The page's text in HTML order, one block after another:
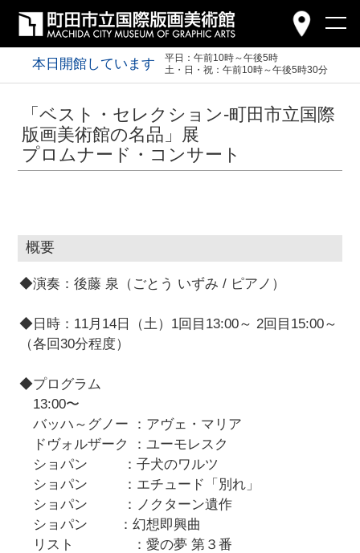
本日開館しています
平日：午前10時～午後5時
土・日・祝：午前10時～午後5時30分
「ベスト・セレクション-町田市立国際
版画美術館の名品」展
プロムナード・コンサート
概要
◆演奏：後藤 泉（ごとう いずみ / ピアノ）
◆日時：11月14日（土）1回目13:00～ 2回目15:00～
（各回30分程度）
◆プログラム
13:00〜
バッハ～グノー ：アヴェ・マリア
ドヴォルザーク ：ユーモレスク
ショパン ：子犬のワルツ
ショパン ：エチュード「別れ」
ショパン ：ノクターン遺作
ショパン ：幻想即興曲
リスト ：愛の夢 第３番